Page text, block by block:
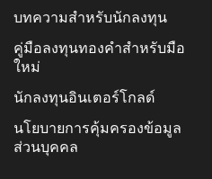
บทความสำหรับนักลงทุน
คู่มือลงทุนทองคำสำหรับมือ
ใหม่
นักลงทุนอินเตอร์โกลด์
นโยบายการคุ้มครองข้อมูล
ส่วนบุคคล